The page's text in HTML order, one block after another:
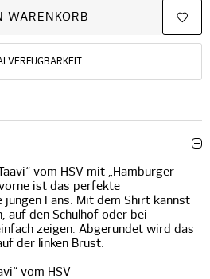
WARENKORB
vom HSV mit „Hamburger
ist das perfekte
jungen Fans. Mit dem Shirt kannst
auf den Schulhof oder bei
zeigen. Abgerundet wird das
der linken Brust.
vom HSV